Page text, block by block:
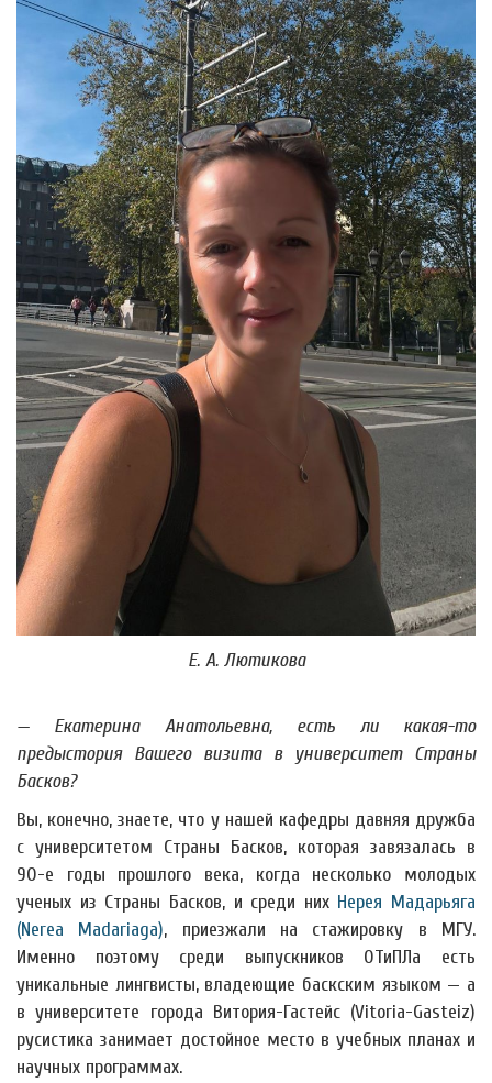
Е. А. Лютикова
— Екатерина Анатольевна, есть ли какая-то
предыстория Вашего визита в университет Страны
Басков?
Вы, конечно, знаете, что у нашей кафедры давняя дружба
с университетом Страны Басков, которая завязалась в
90-е годы прошлого века, когда несколько молодых
ученых из Страны Басков, и среди них Нерея Мадарьяга
(Nerea Madariaga), приезжали на стажировку в МГУ.
Именно поэтому среди выпускников ОТиПЛа есть
уникальные лингвисты, владеющие баскским языком — а
в университете города Витория-Гастейс (Vitoria-Gasteiz)
русистика занимает достойное место в учебных планах и
научных программах.